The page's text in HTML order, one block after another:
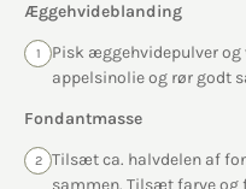
Æggehvideblanding
1
Pisk æggehvidepulver
appelsinolie og rør godt
Fondantmasse
2
Tilsæt ca. halvdelen af
sammen. Tilsæt farve